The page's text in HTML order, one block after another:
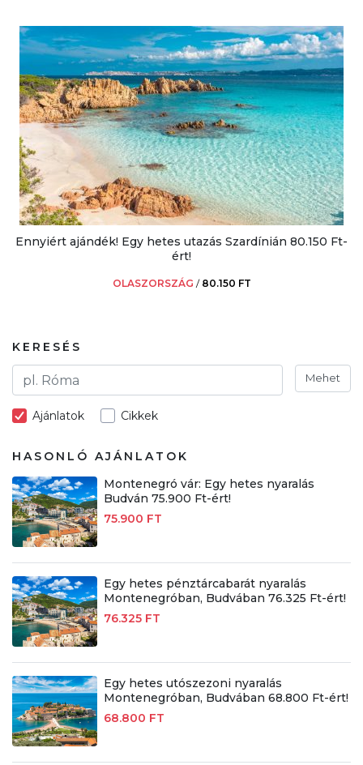
Ennyiért ajándék! Egy hetes utazás Szardínián 80.150 Ft-
ért!
OLASZORSZÁG / 80.150 FT
KERESÉS
Mehet
Ajánlatok Cikkek
HASONLÓ AJÁNLATOK
Montenegró vár: Egy hetes nyaralás
Budván 75.900 Ft-ért!
75.900 FT
Egy hetes pénztárcabarát nyaralás
Montenegróban, Budvában 76.325 Ft-ért!
76.325 FT
Egy hetes utószezoni nyaralás
Montenegróban, Budvában 68.800 Ft-ért!
68.800 FT